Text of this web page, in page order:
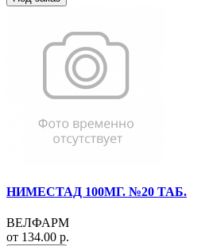
НИМЕСТАД 100МГ. №20 ТАБ.
ВЕЛФАРМ
от 134.00 р.